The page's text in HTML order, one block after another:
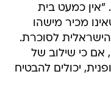
"אין כמעט בית
מכיר מישהו
לסוכרת.
אם כי שילוב של
יכולים להבטיח